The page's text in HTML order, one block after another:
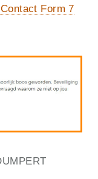
Form 7